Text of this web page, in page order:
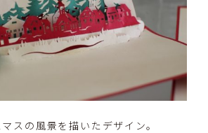
スの風景を描いたデザイン。